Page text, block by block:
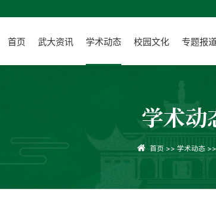
首页 武大资讯 学术动态 校园文化 专题报
学术动
首页 >>学术动态